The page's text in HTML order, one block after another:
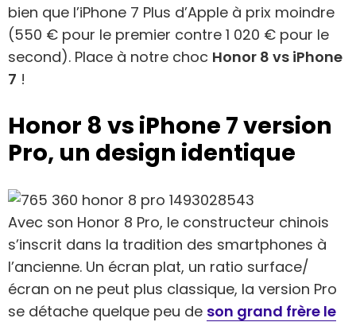
bien que l’iPhone 7 Plus d’Apple à prix moindre
(550 € pour le premier contre 1 020 € pour le
second). Place à notre choc Honor 8 vs iPhone
7 !
Honor 8 vs iPhone 7 version
Pro, un design identique
Avec son Honor 8 Pro, le constructeur chinois
s’inscrit dans la tradition des smartphones à
l’ancienne. Un écran plat, un ratio surface/
écran on ne peut plus classique, la version Pro
se détache quelque peu de son grand frère le